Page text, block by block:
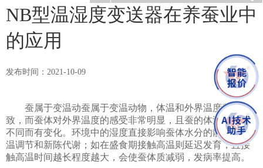
NB型温湿度变送器在养蚕业中
的应用
发布时间：2021-10-09
蚕属于变温动蚕属于变温动物，体温和外界温度基本一
致，而蚕体对外界温度的感受非常明显，且蚕的体温因龄期
不同而有变化。环境中的湿度直接影响蚕体水分的散发、体
温调节和新陈代谢；如在盛食期接触高温则延迟发育，且接
触高温时间越长程度越大，会使蚕体质减弱，发病率提高。